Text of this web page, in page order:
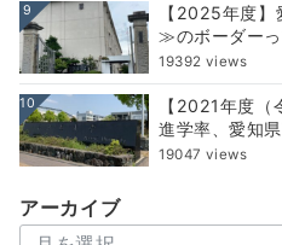
9
【2025年度
≫のボーダー
19392 views
10
【2021年度
進学率、愛知
19047 views
アーカイブ